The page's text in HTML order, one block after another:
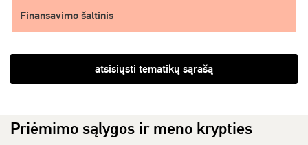
Finansavimo šaltinis
atsisiųsti tematikų sąrašą
Priėmimo sąlygos ir meno krypties